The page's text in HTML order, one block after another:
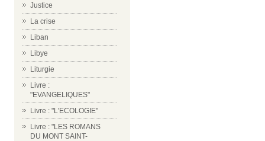
Justice
La crise
Liban
Libye
Liturgie
Livre :
"EVANGELIQUES"
Livre : "L'ECOLOGIE"
Livre : "LES ROMANS
DU MONT SAINT-